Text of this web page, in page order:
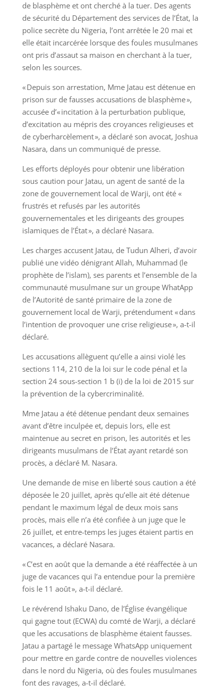
de blasphème et ont cherché à la tuer. Des agents
de sécurité du Département des services de l’État, la
police secrète du Nigeria, l’ont arrêtée le 20 mai et
elle était incarcérée lorsque des foules musulmanes
ont pris d’assaut sa maison en cherchant à la tuer,
selon les sources.
« Depuis son arrestation, Mme Jatau est détenue en
prison sur de fausses accusations de blasphème »,
accusée d’« incitation à la perturbation publique,
d’excitation au mépris des croyances religieuses et
de cyberharcèlement », a déclaré son avocat, Joshua
Nasara, dans un communiqué de presse.
Les efforts déployés pour obtenir une libération
sous caution pour Jatau, un agent de santé de la
zone de gouvernement local de Warji, ont été «
frustrés et refusés par les autorités
gouvernementales et les dirigeants des groupes
islamiques de l’État », a déclaré Nasara.
Les charges accusent Jatau, de Tudun Alheri, d’avoir
publié une vidéo dénigrant Allah, Muhammad (le
prophète de l’islam), ses parents et l’ensemble de la
communauté musulmane sur un groupe WhatApp
de l’Autorité de santé primaire de la zone de
gouvernement local de Warji, prétendument « dans
l’intention de provoquer une crise religieuse », a-t-il
déclaré.
Les accusations allèguent qu’elle a ainsi violé les
sections 114, 210 de la loi sur le code pénal et la
section 24 sous-section 1 b (i) de la loi de 2015 sur
la prévention de la cybercriminalité.
Mme Jatau a été détenue pendant deux semaines
avant d’être inculpée et, depuis lors, elle est
maintenue au secret en prison, les autorités et les
dirigeants musulmans de l’État ayant retardé son
procès, a déclaré M. Nasara.
Une demande de mise en liberté sous caution a été
déposée le 20 juillet, après qu’elle ait été détenue
pendant le maximum légal de deux mois sans
procès, mais elle n’a été confiée à un juge que le
26 juillet, et entre-temps les juges étaient partis en
vacances, a déclaré Nasara.
« C’est en août que la demande a été réaffectée à un
juge de vacances qui l’a entendue pour la première
fois le 11 août », a-t-il déclaré.
Le révérend Ishaku Dano, de l’Église évangélique
qui gagne tout (ECWA) du comté de Warji, a déclaré
que les accusations de blasphème étaient fausses.
Jatau a partagé le message WhatsApp uniquement
pour mettre en garde contre de nouvelles violences
dans le nord du Nigeria, où des foules musulmanes
font des ravages, a-t-il déclaré.